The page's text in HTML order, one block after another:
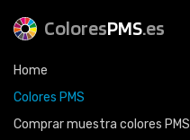
ColoresPMS.es
Home
Colores PMS
Comprar muestra colores PMS